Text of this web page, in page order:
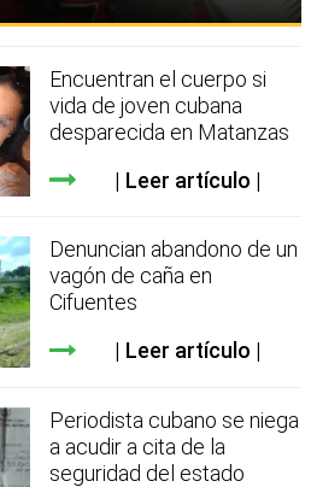
Encuentran el cuerpo si
vida de joven cubana
desparecida en Matanzas
Leer artículo
Denuncian abandono de un
vagón de caña en
Cifuentes
Leer artículo
Periodista cubano se niega
a acudir a cita de la
seguridad del estado